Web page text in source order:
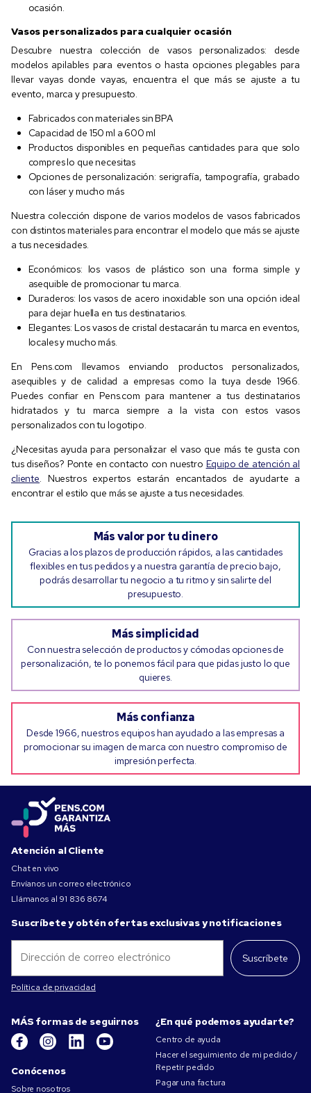
ocasión.
Vasos personalizados para cualquier ocasión
Descubre nuestra colección de vasos personalizados: desde
modelos apilables para eventos o hasta opciones plegables para
llevar vayas donde vayas, encuentra el que más se ajuste a tu
evento, marca y presupuesto.
Fabricados con materiales sin BPA
Capacidad de 150 ml a 600 ml
Productos disponibles en pequeñas cantidades para que solo
compres lo que necesitas
Opciones de personalización: serigrafía, tampografía, grabado
con láser y mucho más
Nuestra colección dispone de varios modelos de vasos fabricados
con distintos materiales para encontrar el modelo que más se ajuste
a tus necesidades.
Económicos: los vasos de plástico son una forma simple y
asequible de promocionar tu marca.
Duraderos: los vasos de acero inoxidable son una opción ideal
para dejar huella en tus destinatarios.
Elegantes: Los vasos de cristal destacarán tu marca en eventos,
locales y mucho más.
En Pens.com llevamos enviando productos personalizados,
asequibles y de calidad a empresas como la tuya desde 1966.
Puedes confiar en Pens.com para mantener a tus destinatarios
hidratados y tu marca siempre a la vista con estos vasos
personalizados con tu logotipo.
¿Necesitas ayuda para personalizar el vaso que más te gusta con
tus diseños? Ponte en contacto con nuestro Equipo de atención al
cliente. Nuestros expertos estarán encantados de ayudarte a
encontrar el estilo que más se ajuste a tus necesidades.
Más valor por tu dinero
Gracias a los plazos de producción rápidos, a las cantidades
flexibles en tus pedidos y a nuestra garantía de precio bajo,
podrás desarrollar tu negocio a tu ritmo y sin salirte del
presupuesto.
Más simplicidad
Con nuestra selección de productos y cómodas opciones de
personalización, te lo ponemos fácil para que pidas justo lo que
quieres.
Más confianza
Desde 1966, nuestros equipos han ayudado a las empresas a
promocionar su imagen de marca con nuestro compromiso de
impresión perfecta.
Atención al Cliente
Chat en vivo
Envíanos un correo electrónico
Llámanos al 91 836 8674
Suscríbete y obtén ofertas exclusivas y notificaciones
Suscríbete
Política de privacidad
MÁS formas de seguirnos
Conócenos
Sobre nosotros
¿En qué podemos ayudarte?
Centro de ayuda
Hacer el seguimiento de mi pedido /
Repetir pedido
Pagar una factura